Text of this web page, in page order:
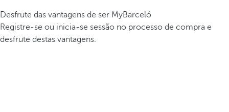
Desfrute das vantagens de ser MyBarceló
Registre-se ou inicia-se sessão no processo de compra e
desfrute destas vantagens.